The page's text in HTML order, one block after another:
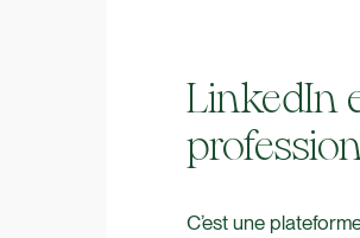
LinkedIn
C’est une